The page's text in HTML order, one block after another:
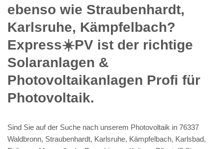
ebenso wie Straubenhardt,
Karlsruhe, Kämpfelbach?
Express☀️PV️ ist der richtige
Solaranlagen &
Photovoltaikanlagen Profi für
Photovoltaik.
Sind Sie auf der Suche nach unserem Photovoltaik in 76337
Waldbronn, Straubenhardt, Karlsruhe, Kämpfelbach, Karlsbad,